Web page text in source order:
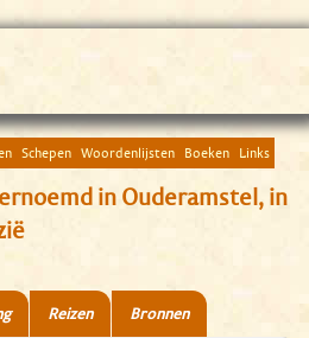
Schepen Woordenlijsten Boeken Links
in Ouderamstel, in
Reizen Bronnen